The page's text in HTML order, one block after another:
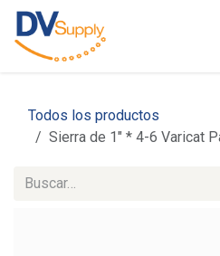
Ir al contenido
Todos los productos
Sierra de 1" * 4-6 Varicat